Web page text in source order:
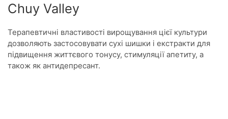
Chuy Valley
Терапевтичні властивості вирощування цієї культури
дозволяють застосовувати сухі шишки і екстракти для
підвищення життєвого тонусу, стимуляції апетиту, а
також як антидепресант.